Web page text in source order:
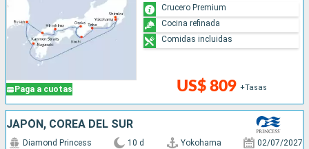
metrópolis a bordo de Diamond Princess! ¡Cruceros.com es
su marca amiga que se encarga de cada detalle de su
reserva!
los cruceros
Paga a cuotas US$ 809 +Tasas
Crucero Premium
Cocina refinada
Comidas incluidas
JAPÓN, COREA DEL SUR
Diamond Princess 10 d Yokohama 02/07/2027